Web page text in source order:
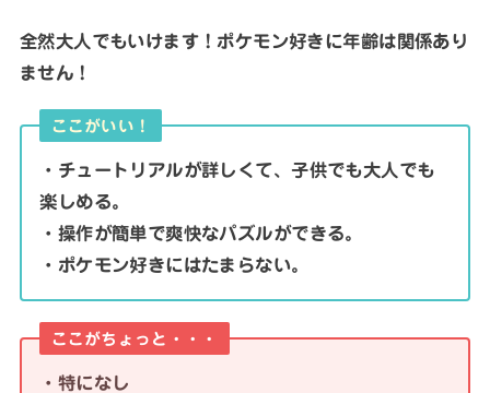
全然大人でもいけます！ポケモン好きに年齢は関係あり
ません！
ここがいい！
・チュートリアルが詳しくて、子供でも大人でも
楽しめる。
・操作が簡単で爽快なパズルができる。
・ポケモン好きにはたまらない。
ここがちょっと・・・
・特になし